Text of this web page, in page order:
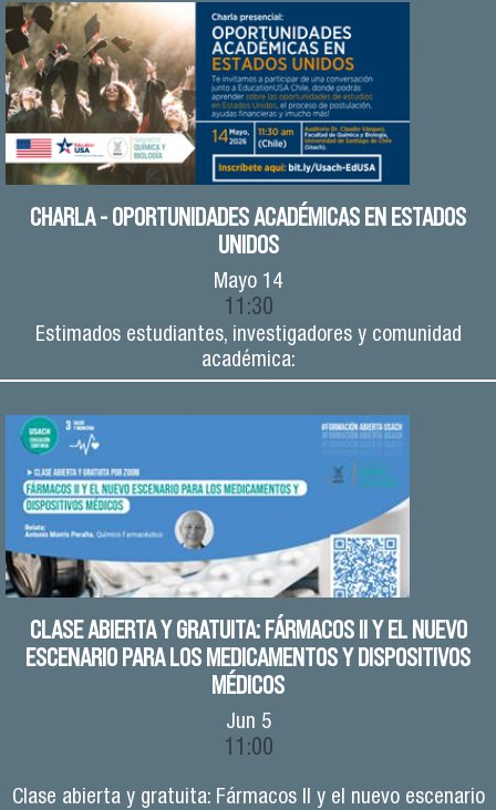
CHARLA - OPORTUNIDADES ACADÉMICAS EN ESTADOS
UNIDOS
Mayo 14
11:30
Estimados estudiantes, investigadores y comunidad
académica:
CLASE ABIERTA Y GRATUITA: FÁRMACOS II Y EL NUEVO
ESCENARIO PARA LOS MEDICAMENTOS Y DISPOSITIVOS
MÉDICOS
Jun 5
11:00
Clase abierta y gratuita: Fármacos II y el nuevo escenario